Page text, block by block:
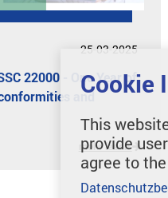
25-03-2025
22000 - One Year of
and
mehr lesen
Cookie
This
provide
agree to